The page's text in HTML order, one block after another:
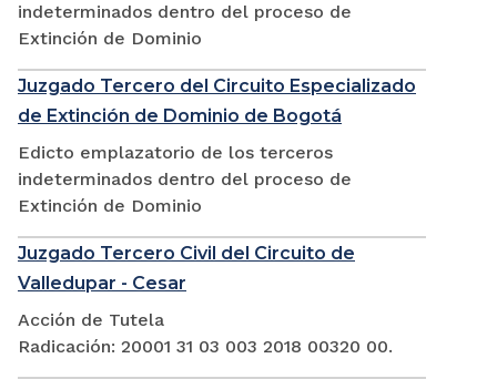
indeterminados dentro del proceso de
Extinción de Dominio
Juzgado Tercero del Circuito Especializado
de Extinción de Dominio de Bogotá
Edicto emplazatorio de los terceros
indeterminados dentro del proceso de
Extinción de Dominio
Juzgado Tercero Civil del Circuito de
Valledupar - Cesar
Acción de Tutela
Radicación: 20001 31 03 003 2018 00320 00.